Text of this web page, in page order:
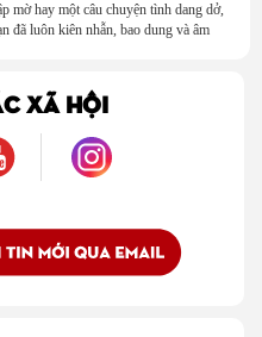
mờ hay một câu chuyện tình dang dở,
đã luôn kiên nhẫn, bao dung và âm
quyền được là chính mình.
XÃ HỘI